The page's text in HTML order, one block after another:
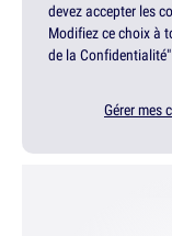
devez accepter les
Modifiez ce choix à
de la
Gérer mes